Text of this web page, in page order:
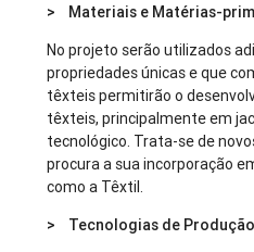
> Materiais e Matérias-
No projeto serão utilizados
propriedades únicas e que
têxteis permitirão o
têxteis, principalmente em
tecnológico. Trata-se de
procura a sua incorporação
como a Têxtil.
> Tecnologias de